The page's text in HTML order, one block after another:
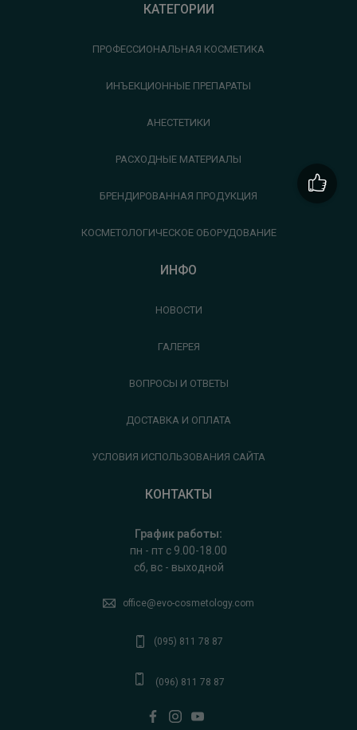
КАТЕГОРИИ
ПРОФЕССИОНАЛЬНАЯ КОСМЕТИКА
ИНЪЕКЦИОННЫЕ ПРЕПАРАТЫ
АНЕСТЕТИКИ
РАСХОДНЫЕ МАТЕРИАЛЫ
БРЕНДИРОВАННАЯ ПРОДУКЦИЯ
КОСМЕТОЛОГИЧЕСКОЕ ОБОРУДОВАНИЕ
ИНФО
НОВОСТИ
ГАЛЕРЕЯ
ВОПРОСЫ И ОТВЕТЫ
ДОСТАВКА И ОПЛАТА
УСЛОВИЯ ИСПОЛЬЗОВАНИЯ САЙТА
КОНТАКТЫ
График работы:
пн - пт с 9.00-18.00
сб, вс - выходной
office@evo-cosmetology.com
(095) 811 78 87
(096) 811 78 87